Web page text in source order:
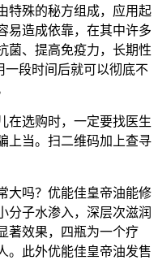
特殊的秘方组成，应用起
易造成依靠，在其中许多
菌、提高免疫力，长期性
一段时间后就可以彻底不
在选购时，一定要找医生
上当。扫二维码加上查寻
大吗？优能佳皇帝油能修
分子水渗入，深层次滋润
著效果，四瓶为一个疗
。此外优能佳皇帝油发售